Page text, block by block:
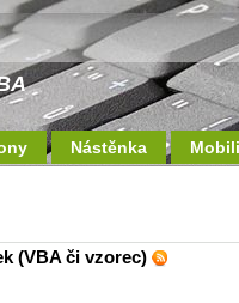
Nástěnka
(VBA či vzorec)